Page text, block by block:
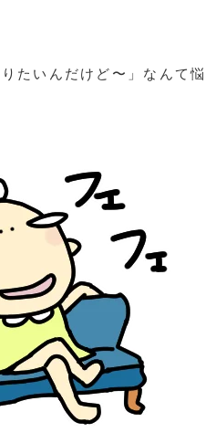
たいんだけど〜」なんて悩